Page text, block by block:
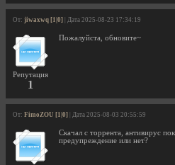
От: jiwaxwq [1|0] | Дата 2025-08-23 17:34:19
Репутация
1
Пожалуйста, обновите~
От: FimoZOU [1|0] | Дата 2025-08-03 20:55:59
Скачал с торрента, антивирус
предупреждение или нет?